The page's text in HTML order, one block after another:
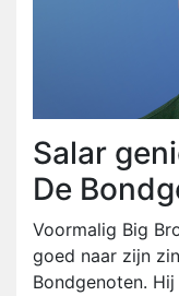
Salar
De
Voormalig Big
goed naar zijn
Bondgenoten.